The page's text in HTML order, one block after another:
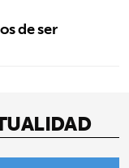
de ser